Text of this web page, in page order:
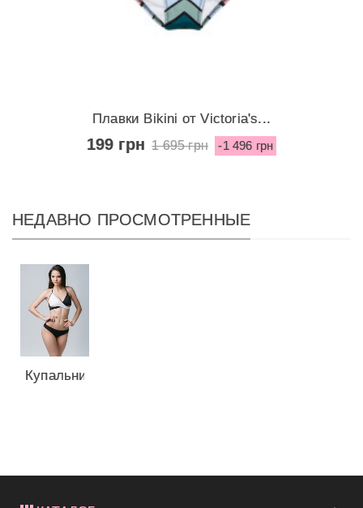
Плавки Bikini от Victoria's...
199 грн 1 695 грн -1 496 грн
НЕДАВНО ПРОСМОТРЕННЫЕ
Купальник